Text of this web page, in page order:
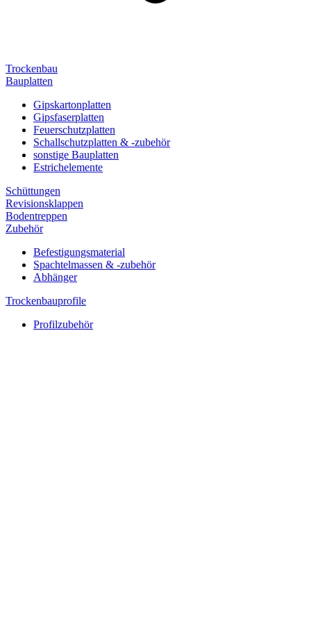
Trockenbau
Bauplatten
Gipskartonplatten
Gipsfaserplatten
Feuerschutzplatten
Schallschutzplatten & -zubehör
sonstige Bauplatten
Estrichelemente
Schüttungen
Revisionsklappen
Bodentreppen
Zubehör
Befestigungsmaterial
Spachtelmassen & -zubehör
Abhänger
Trockenbauprofile
Profilzubehör